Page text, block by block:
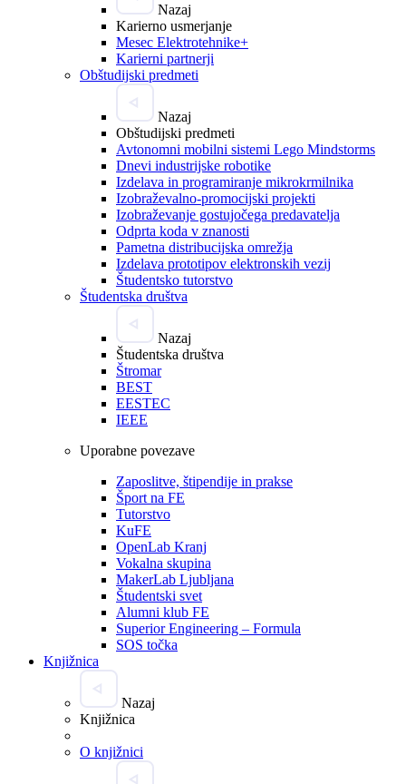
Nazaj
Karierno usmerjanje
Mesec Elektrotehnike+
Karierni partnerji
Obštudijski predmeti
Nazaj
Obštudijski predmeti
Avtonomni mobilni sistemi Lego Mindstorms
Dnevi industrijske robotike
Izdelava in programiranje mikrokrmilnika
Izobraževalno-promocijski projekti
Izobraževanje gostujočega predavatelja
Odprta koda v znanosti
Pametna distribucijska omrežja
Izdelava prototipov elektronskih vezij
Študentsko tutorstvo
Študentska društva
Nazaj
Študentska društva
Štromar
BEST
EESTEC
IEEE
Uporabne povezave
Zaposlitve, štipendije in prakse
Šport na FE
Tutorstvo
KuFE
OpenLab Kranj
Vokalna skupina
MakerLab Ljubljana
Študentski svet
Alumni klub FE
Superior Engineering – Formula
SOS točka
Knjižnica
Nazaj
Knjižnica
O knjižnici